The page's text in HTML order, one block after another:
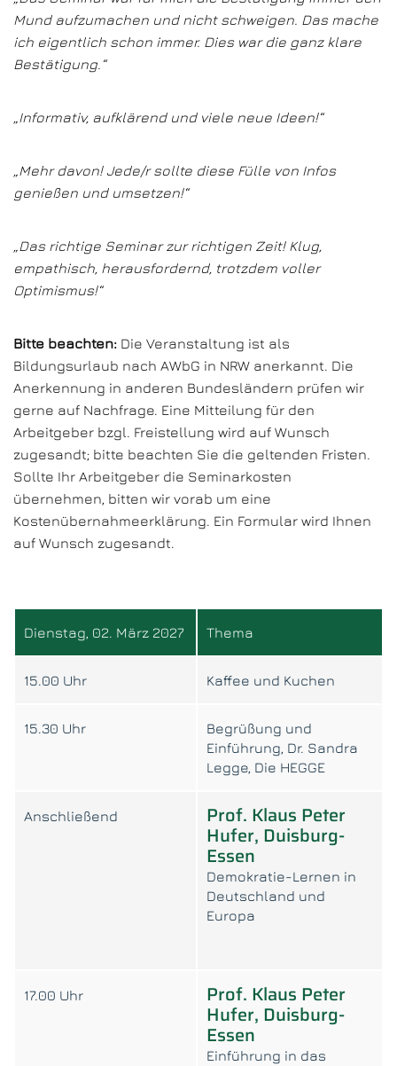
Mund aufzumachen und nicht schweigen. Das mache
ich eigentlich schon immer. Dies war die ganz klare
Bestätigung.“
„Informativ, aufklärend und viele neue Ideen!“
„Mehr davon! Jede/r sollte diese Fülle von Infos
genießen und umsetzen!“
„Das richtige Seminar zur richtigen Zeit! Klug,
empathisch, herausfordernd, trotzdem voller
Optimismus!“
Bitte beachten: Die Veranstaltung ist als
Bildungsurlaub nach AWbG in NRW anerkannt. Die
Anerkennung in anderen Bundesländern prüfen wir
gerne auf Nachfrage. Eine Mitteilung für den
Arbeitgeber bzgl. Freistellung wird auf Wunsch
zugesandt; bitte beachten Sie die geltenden Fristen.
Sollte Ihr Arbeitgeber die Seminarkosten
übernehmen, bitten wir vorab um eine
Kostenübernahmeerklärung. Ein Formular wird Ihnen
auf Wunsch zugesandt.
Dienstag, 02. März 2027 Thema
15.00 Uhr Kaffee und Kuchen
15.30 Uhr
Begrüßung und
Einführung, Dr. Sandra
Legge, Die HEGGE
Anschließend Prof. Klaus Peter
Hufer, Duisburg-
Essen
Demokratie-Lernen in
Deutschland und
Europa
17.00 Uhr Prof. Klaus Peter
Hufer, Duisburg-
Essen
Einführung in das